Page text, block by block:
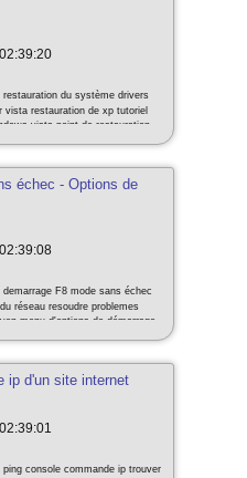
restauration du système drivers
vista restauration de xp tutoriel
vista point de restauration
échec - Options de
demarrage F8 mode sans échec
réseau resoudre problemes
menu d'options de démarrage
ip d'un site internet
ping console commande ip trouver